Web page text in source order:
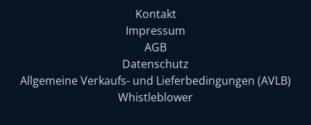
Kontakt
Impressum
AGB
Datenschutz
Allgemeine Verkaufs- und Lieferbedingungen (AVLB)
Whistleblower